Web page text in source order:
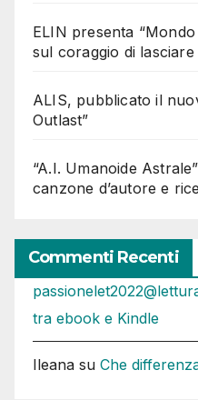
ELIN presenta
sul coraggio di
ALIS, pubblicato il
Outlast”
“A.I. Umanoide
canzone d’autore e
Commenti Recenti
tra ebook e Kindle
Ileana su Che